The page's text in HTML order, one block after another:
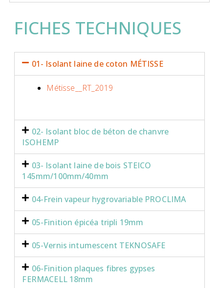
FICHES TECHNIQUES
01- Isolant laine de coton MÉTISSE
Métisse__RT_2019
02- Isolant bloc de béton de chanvre
ISOHEMP
03- Isolant laine de bois STEICO
145mm/100mm/40mm
04-Frein vapeur hygrovariable PROCLIMA
05-Finition épicéa tripli 19mm
05-Vernis intumescent TEKNOSAFE
06-Finition plaques fibres gypses
FERMACELL 18mm